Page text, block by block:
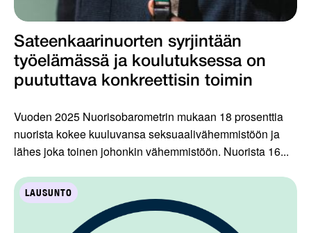
Sateenkaarinuorten syrjintään
työelämässä ja koulutuksessa on
puututtava konkreettisin toimin
Vuoden 2025 Nuorisobarometrin mukaan 18 prosenttia
nuorista kokee kuuluvansa seksuaalivähemmistöön ja
lähes joka toinen johonkin vähemmistöön. Nuorista 16...
LAUSUNTO